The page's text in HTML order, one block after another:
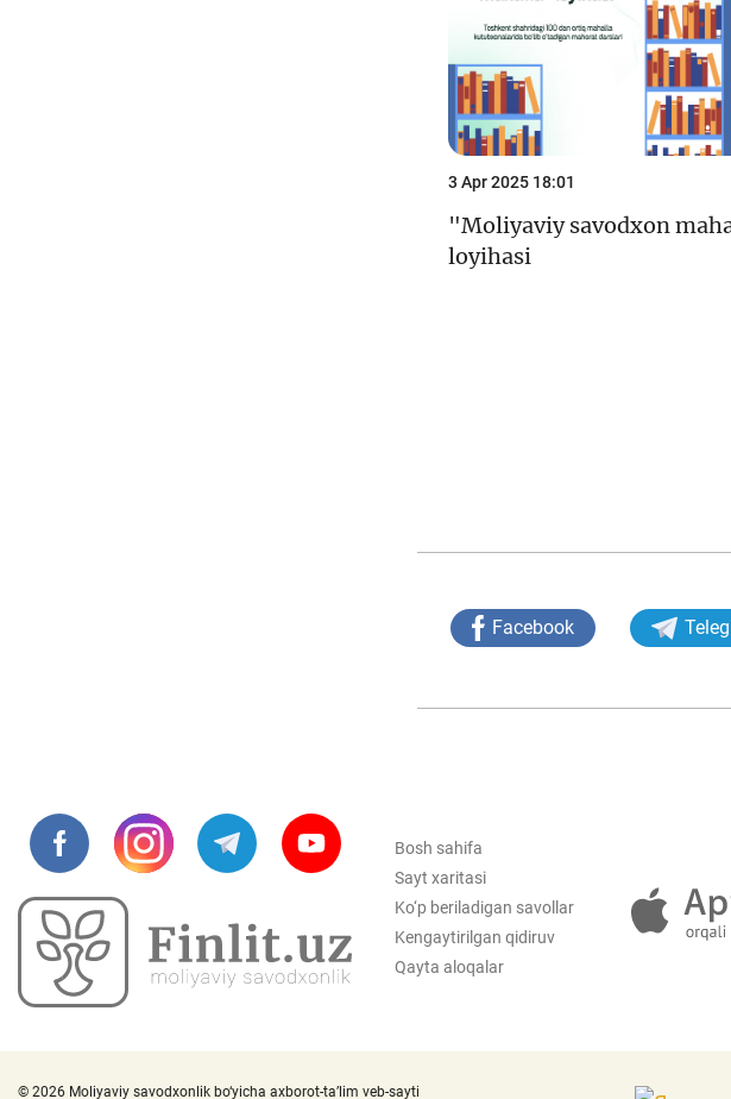
3 Apr 2025 18:01
"Moliyaviy savodxon
loyihasi
Facebook
Bosh sahifa
Sayt xaritasi
Ko‘p beriladigan savollar
Kengaytirilgan qidiruv
Qayta aloqalar
© 2026 Moliyaviy savodxonlik bo‘yicha axborot-ta’lim veb-sayti